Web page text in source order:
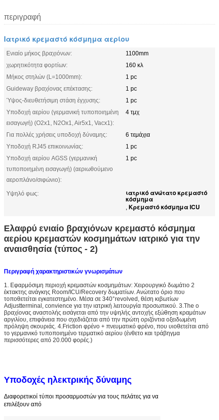
περιγραφή
Ιατρικό κρεμαστό κόσμημα αερίου
Ενιαίο μήκος βραχιόνων:
1100mm
χωρητικότητα φορτίων:
160 κλ
Μήκος στηλών (L=1000mm):
1 pc
Guideway βραχίονας επέκτασης:
1 pc
Ύψος-διευθετήσιμη στάση έγχυσης:
1 pc
Υποδοχή αερίου (γερμανική τυποποιημένη
εισαγωγή) (O2x1, N2Ox1, Air5x1, Vacx1):
4 τμχ
Για πολλές χρήσεις υποδοχή δύναμης:
6 τεμάχια
Υποδοχή RJ45 επικοινωνίας:
1 pc
Υποδοχή αερίου AGSS (γερμανική
τυποποιημένη εισαγωγή) (αεριωθούμενο
αεροπλάνο/σιφώνιο):
1 pc
Υψηλό φως: ιατρικό ανώτατο κρεμαστό
κόσμημα
, Κρεμαστό κόσμημα ICU
Ελαφρύ ενιαίο βραχιόνων κρεμαστό κόσμημα
αερίου κρεμαστών κοσμημάτων ιατρικό για την
αναισθησία (τύπος - 2)
Περιγραφή χαρακτηριστικών γνωρισμάτων
1. Εφαρμόσιμη περιοχή κρεμαστών κοσμημάτων: Χειρουργικό δωμάτιο 2
έκτακτης ανάγκης Room/ICU/Recovery δωματίων. Ανώτατο όριο που
τοποθετείται εγκατεστημένο. Μέσα σε 340°revolved, θέση κιβωτίων
Adjustterminal, convience για την ιατρική λειτουργία προσωπικού. 3.The ο
βραχίονας αναστολής εισάγεται από την υψηλής αντοχής εξώθηση κραμάτων
αργιλίου, επιφάνεια που σχεδιάζεται από την πρώτη οριζόντια οξειδωμένη
πρόληψη σκουριάς. 4.Friction φρένο + πνευματικό φρένο, που υιοθετείται από
το γερμανικό τυποποιημένο τερματικό αερίου (ένθετο και τράβηγμα
περισσότερες από 20.000 φορές.)
Υποδοχές ηλεκτρικής δύναμης
Διαφορετικοί τύποι προσαρμοστών για τους πελάτες για να
επιλέξουν από